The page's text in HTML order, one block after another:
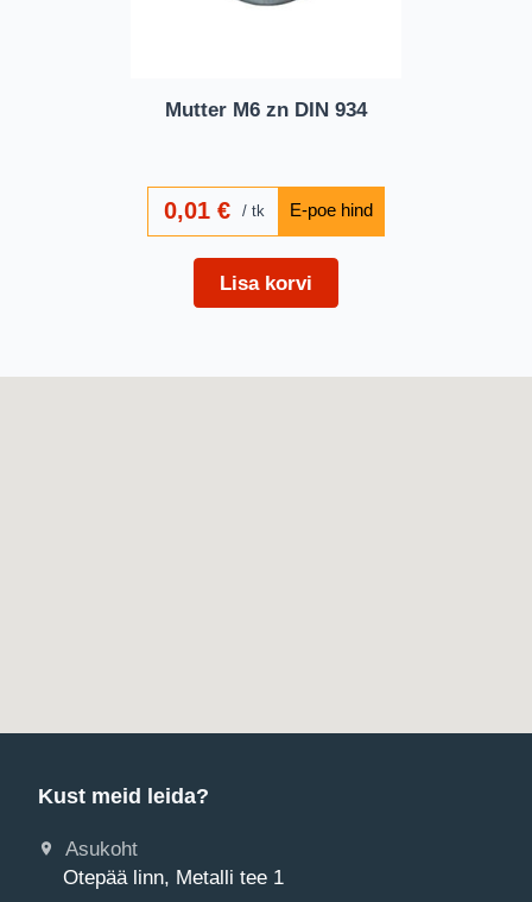
Mutter M6 zn DIN 934
0,01€ tk
Lisa korvi
Kust meid leida?
Asukoht
Otepää linn, Metalli tee 1